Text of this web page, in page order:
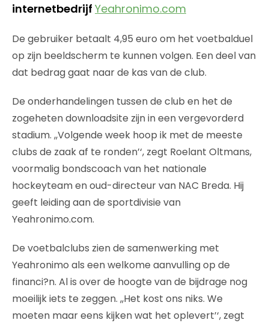
internetbedrijf Yeahronimo.com
De gebruiker betaalt 4,95 euro om het voetbalduel
op zijn beeldscherm te kunnen volgen. Een deel van
dat bedrag gaat naar de kas van de club.
De onderhandelingen tussen de club en het de
zogeheten downloadsite zijn in een vergevorderd
stadium. ,,Volgende week hoop ik met de meeste
clubs de zaak af te ronden’‘, zegt Roelant Oltmans,
voormalig bondscoach van het nationale
hockeyteam en oud-directeur van NAC Breda. Hij
geeft leiding aan de sportdivisie van
Yeahronimo.com.
De voetbalclubs zien de samenwerking met
Yeahronimo als een welkome aanvulling op de
financi?n. Al is over de hoogte van de bijdrage nog
moeilijk iets te zeggen. ,,Het kost ons niks. We
moeten maar eens kijken wat het oplevert’‘, zegt